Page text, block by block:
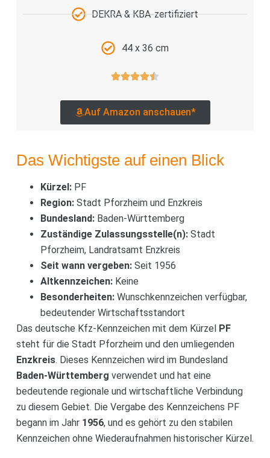
DEKRA & KBA-zertifiziert
44 x 36 cm
Auf Amazon anschauen*
Das Wichtigste auf einen Blick
Kürzel:PF
Region:Stadt Pforzheim und Enzkreis
Bundesland:Baden-Württemberg
Zuständige Zulassungsstelle(n):Stadt
Pforzheim, Landratsamt Enzkreis
Seit wann vergeben:Seit 1956
Altkennzeichen:Keine
Besonderheiten:Wunschkennzeichen verfügbar,
bedeutender Wirtschaftsstandort
Das deutsche Kfz-Kennzeichen mit dem Kürzel PF
steht für die Stadt Pforzheim und den umliegenden
Enzkreis. Dieses Kennzeichen wird im Bundesland
Baden-Württemberg verwendet und hat eine
bedeutende regionale und wirtschaftliche Verbindung
zu diesem Gebiet. Die Vergabe des Kennzeichens PF
begann im Jahr 1956, und es gehört zu den stabilen
Kennzeichen ohne Wiederaufnahmen historischer Kürzel.